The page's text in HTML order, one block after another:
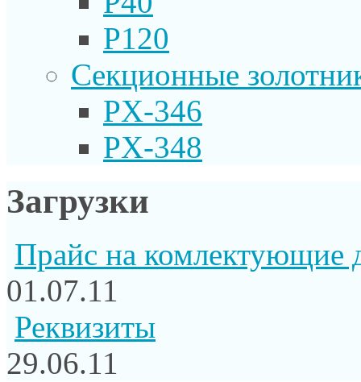
P120
Секционные
PX-346
PX-348
Загрузки
Прайс на комлектующие
01.07.11
Реквизиты
29.06.11